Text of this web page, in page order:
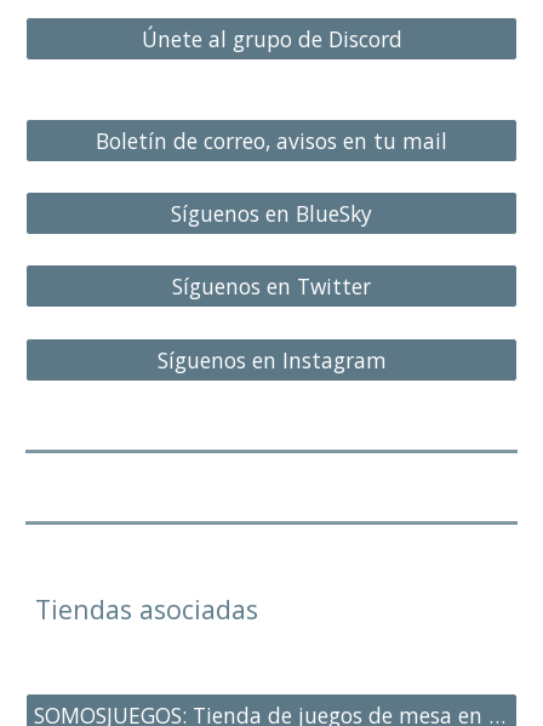
Únete al grupo de Discord
Boletín de correo, avisos en tu mail
Síguenos en BlueSky
Síguenos en Twitter
Síguenos en Instagram
Tiendas asociadas
SOMOSJUEGOS: Tienda de juegos de mesa en Hortaleza